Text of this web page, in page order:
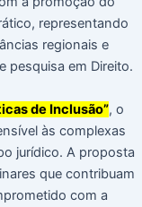
representando
regionais e
pesquisa em Direito.
de Inclusão”, o
às complexas
jurídico. A proposta
que contribuam
com a